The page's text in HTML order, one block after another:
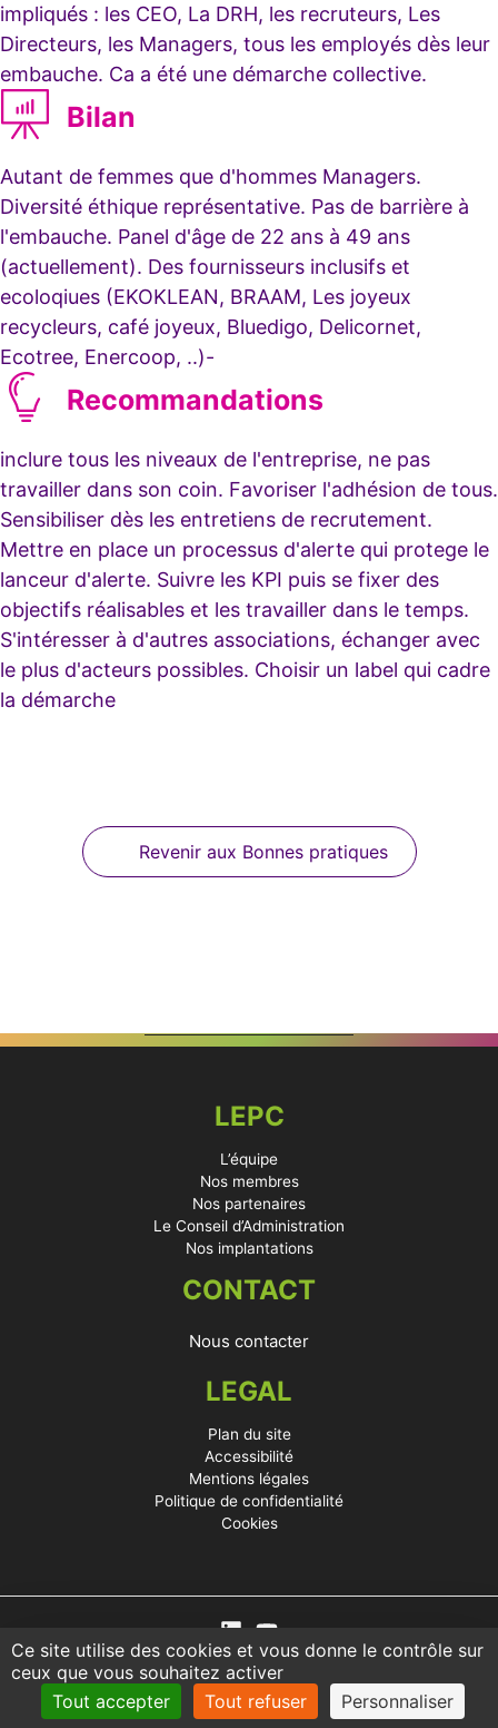
Ce site utilise des cookies et vous donne le contrôle sur
ceux que vous souhaitez activer
Tout accepter
Tout refuser Personnaliser
impliqués : les CEO, La DRH, les recruteurs, Les
Directeurs, les Managers, tous les employés dès leur
embauche. Ca a été une démarche collective.
Bilan
Autant de femmes que d'hommes Managers.
Diversité éthique représentative. Pas de barrière à
l'embauche. Panel d'âge de 22 ans à 49 ans
(actuellement). Des fournisseurs inclusifs et
ecoloqiues (EKOKLEAN, BRAAM, Les joyeux
recycleurs, café joyeux, Bluedigo, Delicornet,
Ecotree, Enercoop, ..)-
Recommandations
inclure tous les niveaux de l'entreprise, ne pas
travailler dans son coin. Favoriser l'adhésion de tous.
Sensibiliser dès les entretiens de recrutement.
Mettre en place un processus d'alerte qui protege le
lanceur d'alerte. Suivre les KPI puis se fixer des
objectifs réalisables et les travailler dans le temps.
S'intéresser à d'autres associations, échanger avec
le plus d'acteurs possibles. Choisir un label qui cadre
la démarche
Revenir aux Bonnes pratiques
LEPC
L’équipe
Nos membres
Nos partenaires
Le Conseil d’Administration
Nos implantations
CONTACT
Nous contacter
LEGAL
Plan du site
Accessibilité
Mentions légales
Politique de confidentialité
Cookies